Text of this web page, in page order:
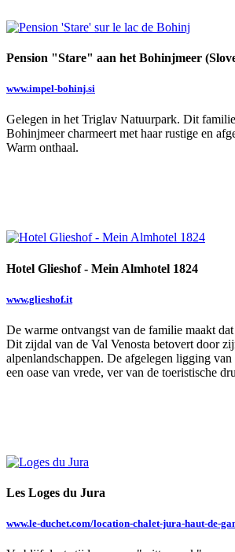
Pension "Stare" aan het Bohinjmeer
www.impel-bohinj.si
Gelegen in het Triglav Natuurpark. Dit
Bohinjmeer charmeert met haar rustige en
Warm onthaal.
Hotel Glieshof - Mein Almhotel 1824
www.glieshof.it
De warme ontvangst van de familie maakt
Dit zijdal van de Val Venosta betovert door
alpenlandschappen. De afgelegen ligging
een oase van vrede, ver van de toeristische
Les Loges du Jura
www.le-duchet.com/location-chalet-jura-haut-de-